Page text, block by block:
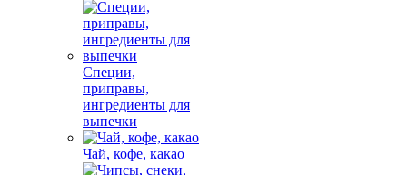
Специи,
приправы,
ингредиенты для
выпечки
Чай, кофе, какао